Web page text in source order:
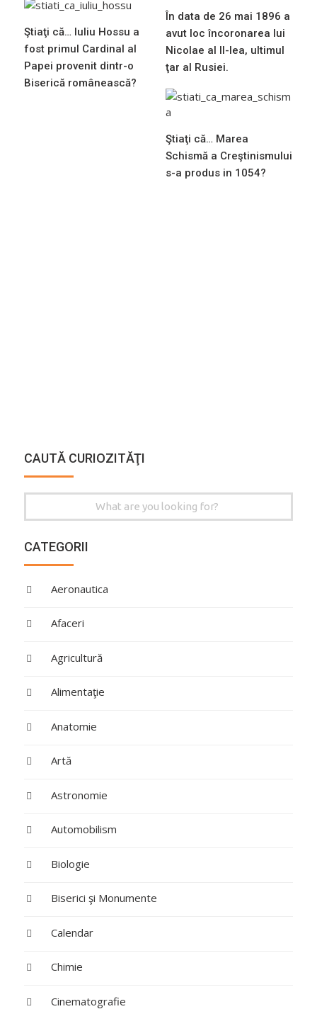
Ştiaţi că… Iuliu Hossu a
fost primul Cardinal al
Papei provenit dintr-o
Biserică românească?
În data de 26 mai 1896 a
avut loc încoronarea lui
Nicolae al II-lea, ultimul
ţar al Rusiei.
Ştiaţi că… Marea
Schismă a Creştinismului
s-a produs in 1054?
CAUTĂ CURIOZITĂŢI
for:
CATEGORII
Aeronautica
Afaceri
Agricultură
Alimentaţie
Anatomie
Artă
Astronomie
Automobilism
Biologie
Biserici şi Monumente
Calendar
Chimie
Cinematografie